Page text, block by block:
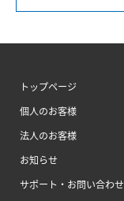
トップページ
個人のお客様
法人のお客様
お知らせ
サポート・お問い合わせ